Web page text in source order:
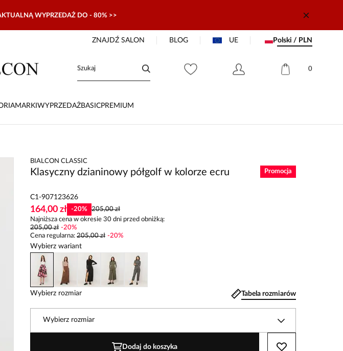
WYPRZEDAŻ DO - 80% >>
ZNAJDŹ SALON BLOG UE Polski / PLN
0
MARKI WYPRZEDAŻBASICPREMIUM
BIALCON CLASSIC
Klasyczny dzianinowy półgolf w kolorze ecru Promocja
C1-907123626
164,00 zł -20%
205,00 zł
Najniższa cena w okresie 30 dni przed obniżką:
205,00 zł -20%
Cena regularna: 205,00 zł -20%
Wybierz wariant
Wybierz rozmiar Tabela rozmiarów
Wybierz rozmiar
Dodaj do koszyka